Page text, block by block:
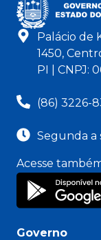
Palácio de
1450,
PI | CNPJ:
(86) 3226-
Segunda a
Acesse
Governo